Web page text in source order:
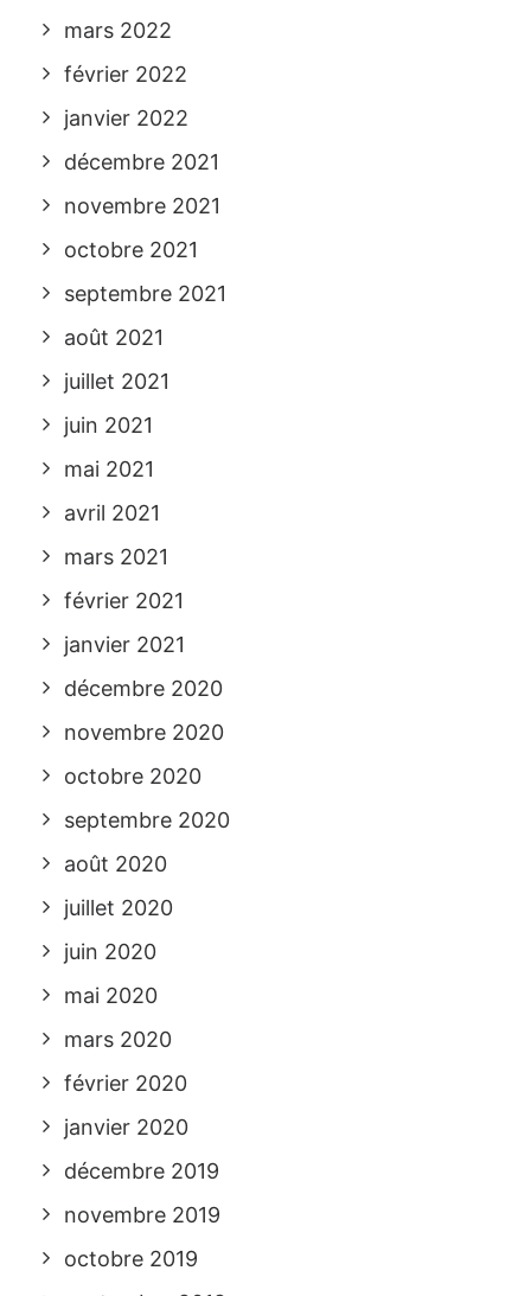
mars 2022
février 2022
janvier 2022
décembre 2021
novembre 2021
octobre 2021
septembre 2021
août 2021
juillet 2021
juin 2021
mai 2021
avril 2021
mars 2021
février 2021
janvier 2021
décembre 2020
novembre 2020
octobre 2020
septembre 2020
août 2020
juillet 2020
juin 2020
mai 2020
mars 2020
février 2020
janvier 2020
décembre 2019
novembre 2019
octobre 2019